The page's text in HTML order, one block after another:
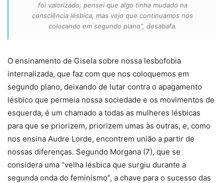
foi valorizado, pensei que algo tinha mudado na
consciência lésbica, mas vejo que continuamos nos
colocando em segundo plano”, desabafa.
O ensinamento de Gisela sobre nossa lesbofobia
internalizada, que faz com que nos coloquemos em
segundo plano, deixando de lutar contra o apagamento
lésbico que permeia nossa sociedade e os movimentos de
esquerda, é um chamado a todas as mulheres lésbicas
para que se priorizem, priorizem umas às outras, e, como
nos ensina Audre Lorde, encontrem união a partir de
nossas diferenças. Segundo Morgana (7), que se
considera uma “velha lésbica que surgiu durante a
segunda onda do feminismo”, a chave para o sucesso das